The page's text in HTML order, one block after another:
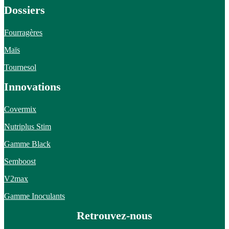
Dossiers
Fourragères
Maïs
Tournesol
Innovations
Covermix
Nutriplus Stim
Gamme Black
Semboost
V2max
Gamme Inoculants
Retrouvez-nous